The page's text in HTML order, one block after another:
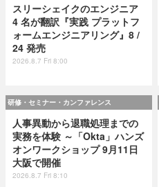
スリーシェイクのエンジニア
4 名が翻訳『実践 プラットフ
ォームエンジニアリング』8 /
24 発売
2026.8.7 Fri 8:00
研修・セミナー・カンファレンス
人事異動から退職処理までの
実務を体験 ～「Okta」ハンズ
オンワークショップ 9月11日
大阪で開催
2026.8.7 Fri 8:10